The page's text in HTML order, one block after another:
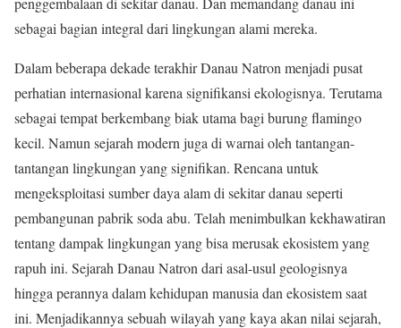
sebagai bagian integral dari lingkungan alami mereka.
Dalam beberapa dekade terakhir Danau Natron menjadi pusat
perhatian internasional karena signifikansi ekologisnya. Terutama
sebagai tempat berkembang biak utama bagi burung flamingo
kecil. Namun sejarah modern juga di warnai oleh tantangan-
tantangan lingkungan yang signifikan. Rencana untuk
mengeksploitasi sumber daya alam di sekitar danau seperti
pembangunan pabrik soda abu. Telah menimbulkan kekhawatiran
tentang dampak lingkungan yang bisa merusak ekosistem yang
rapuh ini. Sejarah Danau Natron dari asal-usul geologisnya
hingga perannya dalam kehidupan manusia dan ekosistem saat
ini. Menjadikannya sebuah wilayah yang kaya akan nilai sejarah,